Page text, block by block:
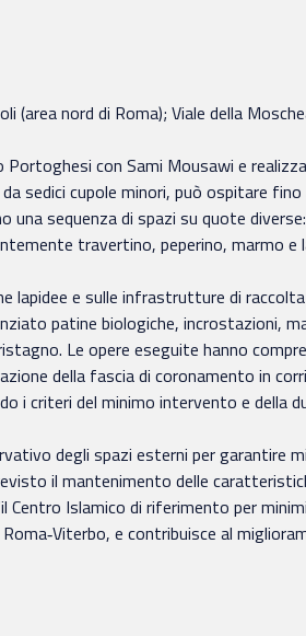
(area nord di Roma); Viale della
con Sami Mousawi e
sedici cupole minori, può ospitare
una sequenza di spazi su quote
travertino, peperino, marmo
lapidee e sulle infrastrutture di
patine biologiche, incrostazioni,
Le opere eseguite hanno
della fascia di coronamento in
i criteri del minimo intervento e della
degli spazi esterni per garantire
il mantenimento delle
Islamico di riferimento per
e contribuisce al